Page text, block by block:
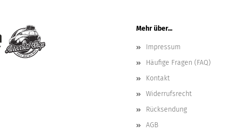
Mehr über...
Impressum
Häufige Fragen (FAQ)
Kontakt
Widerrufsrecht
Rücksendung
AGB